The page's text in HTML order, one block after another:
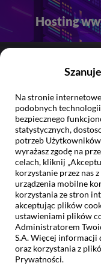
Na stronie
podobnych
bezpiecznego
statystycznych,
potrzeb
wyrażasz zgodę na
celach, kliknij
korzystanie przez nas
urządzenia mobilne
korzystania ze stron
akceptując plików
ustawieniami plików
Administratorem
S.A. Więcej informacji
oraz korzystania z
Prywatności.
Przejdź
głownej
treści
Przejdź
stopki
Hosting
Darmowa migracja
pocztowych.
Przekonaj się jak działa